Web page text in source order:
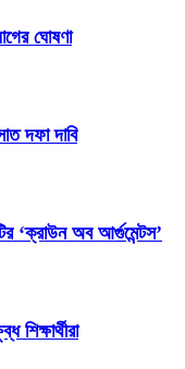
ঘোষণা
দফা দাবি
‘ক্রাউন অব আর্গুমেন্টস’
শিক্ষার্থীরা